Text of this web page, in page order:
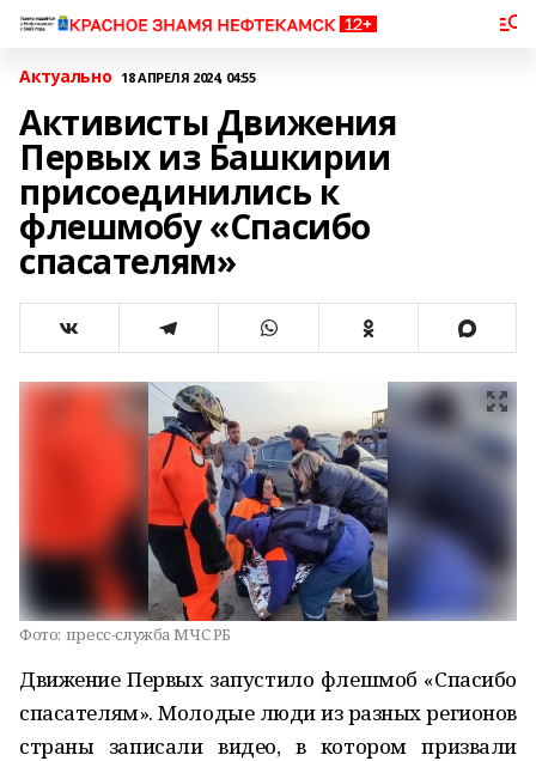
Актуально 18 АПРЕЛЯ 2024, 04:55
Активисты Движения
Первых из Башкирии
присоединились к
флешмобу «Спасибо
спасателям»
Фото: пресс-служба МЧС РБ
Движение Первых запустило флешмоб «Спасибо
спасателям». Молодые люди из разных регионов
страны записали видео, в котором призвали